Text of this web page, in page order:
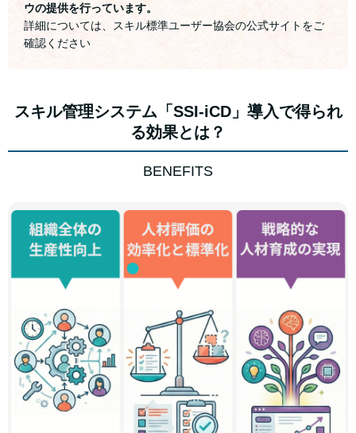
ウの提供を行っています。
詳細については、スキル標準ユーザー協会の公式サイトをご
確認ください
スキル管理システム「SSI-iCD」導入で得られ
る効果とは？
BENEFITS